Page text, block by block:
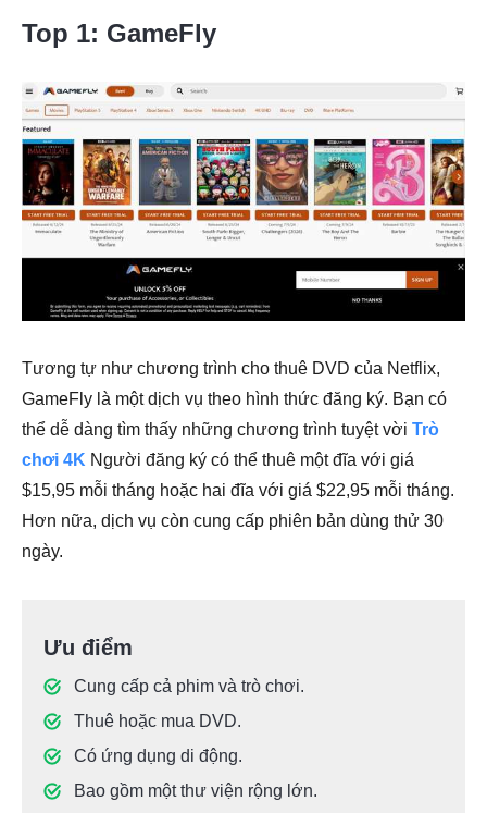
Top 1: GameFly
Tương tự như chương trình cho thuê DVD của Netflix,
GameFly là một dịch vụ theo hình thức đăng ký. Bạn có
thể dễ dàng tìm thấy những chương trình tuyệt vời Trò
chơi 4K Người đăng ký có thể thuê một đĩa với giá
$15,95 mỗi tháng hoặc hai đĩa với giá $22,95 mỗi tháng.
Hơn nữa, dịch vụ còn cung cấp phiên bản dùng thử 30
ngày.
Ưu điểm
Cung cấp cả phim và trò chơi.
Thuê hoặc mua DVD.
Có ứng dụng di động.
Bao gồm một thư viện rộng lớn.